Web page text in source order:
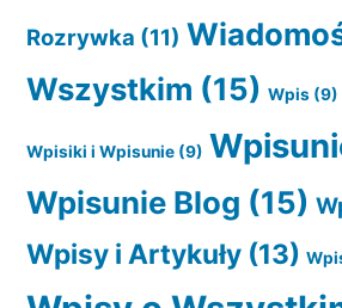
Rozrywka (11)
Wszystkim (15) Wpis (9)
Wpisiki i Wpisunie (9)
Wpisunie Blog (15)
Wpisy i Artykuły (13)